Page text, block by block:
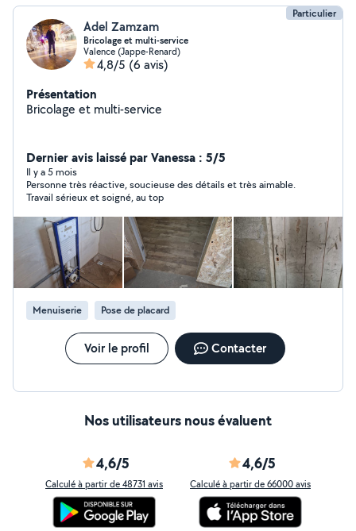
Particulier
Adel Zamzam
Bricolage et multi-service
Valence (Jappe-Renard)
4,8/5 (6 avis)
Présentation
Bricolage et multi-service
Dernier avis laissé par Vanessa : 5/5
Il y a 5 mois
Personne très réactive, soucieuse des détails et très aimable.
Travail sérieux et soigné, au top
Menuiserie Pose de placard
Voir le profil Contacter
Nos utilisateurs nous évaluent
4,6/5
Calculé à partir de 48731 avis
4,6/5
Calculé à partir de 66000 avis